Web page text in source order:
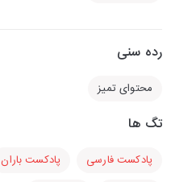
رده سنی
محتوای تمیز
تگ ها
پادکست فارسی پادکست باران